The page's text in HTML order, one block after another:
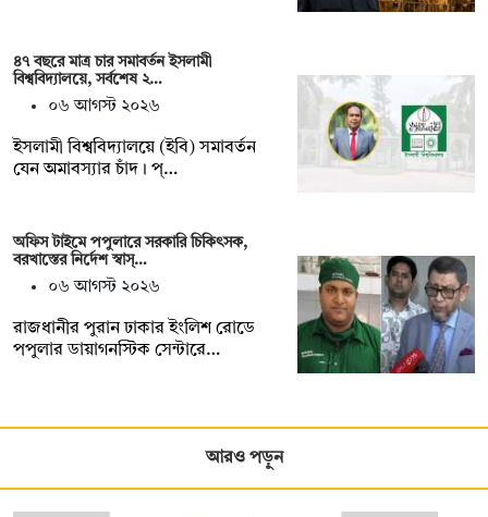
৪৭ বছরে মাত্র চার সমাবর্তন ইসলামী
বিশ্ববিদ্যালয়ে, সর্বশেষ ২…
০৬ আগস্ট ২০২৬
ইসলামী বিশ্ববিদ্যালয়ে (ইবি) সমাবর্তন
যেন অমাবস্যার চাঁদ। প্…
অফিস টাইমে পপুলারে সরকারি চিকিৎসক,
বরখাস্তের নির্দেশ স্বাস্…
০৬ আগস্ট ২০২৬
রাজধানীর পুরান ঢাকার ইংলিশ রোডে
পপুলার ডায়াগনস্টিক সেন্টারে…
আরও পড়ুন